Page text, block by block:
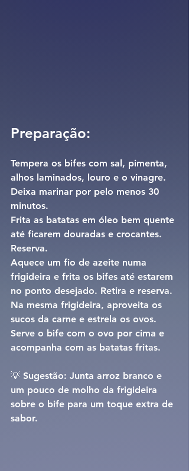
Preparação:
Tempera os bifes com sal, pimenta,
alhos laminados, louro e o vinagre.
Deixa marinar por pelo menos 30
minutos.
Frita as batatas em óleo bem quente
até ficarem douradas e crocantes.
Reserva.
Aquece um fio de azeite numa
frigideira e frita os bifes até estarem
no ponto desejado. Retira e reserva.
Na mesma frigideira, aproveita os
sucos da carne e estrela os ovos.
Serve o bife com o ovo por cima e
acompanha com as batatas fritas.
💡 Sugestão: Junta arroz branco e
um pouco de molho da frigideira
sobre o bife para um toque extra de
sabor.